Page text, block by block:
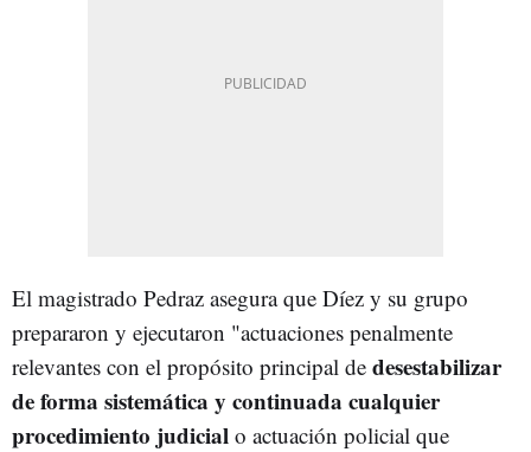
El magistrado Pedraz asegura que Díez y su grupo
prepararon y ejecutaron "actuaciones penalmente
relevantes con el propósito principal de desestabilizar
de forma sistemática y continuada cualquier
procedimiento judicial o actuación policial que